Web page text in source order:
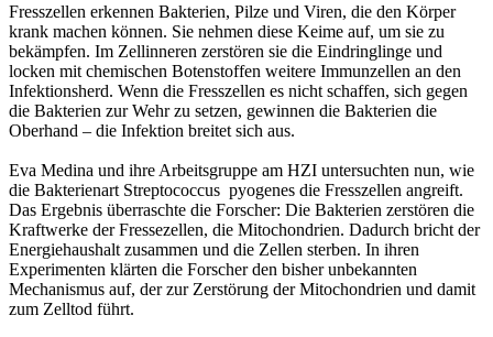
Fresszellen erkennen Bakterien, Pilze und Viren, die den Körper
krank machen können. Sie nehmen diese Keime auf, um sie zu
bekämpfen. Im Zellinneren zerstören sie die Eindringlinge und
locken mit chemischen Botenstoffen weitere Immunzellen an den
Infektionsherd. Wenn die Fresszellen es nicht schaffen, sich gegen
die Bakterien zur Wehr zu setzen, gewinnen die Bakterien die
Oberhand – die Infektion breitet sich aus.
Eva Medina und ihre Arbeitsgruppe am HZI untersuchten nun, wie
die Bakterienart Streptococcus pyogenes die Fresszellen angreift.
Das Ergebnis überraschte die Forscher: Die Bakterien zerstören die
Kraftwerke der Fressezellen, die Mitochondrien. Dadurch bricht der
Energiehaushalt zusammen und die Zellen sterben. In ihren
Experimenten klärten die Forscher den bisher unbekannten
Mechanismus auf, der zur Zerstörung der Mitochondrien und damit
zum Zelltod führt.